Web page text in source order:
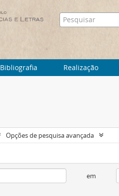
Bibliografia Realização
Opções de pesquisa avançada
em